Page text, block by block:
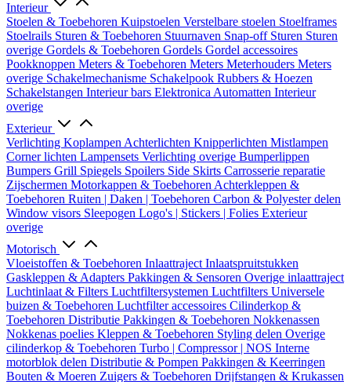
Interieur
Stoelen & Toebehoren Kuipstoelen Verstelbare stoelen Stoelframes
Stoelrails Sturen & Toebehoren Stuurnaven Snap-off Sturen Sturen
overige Gordels & Toebehoren Gordels Gordel accessoires
Pookknoppen Meters & Toebehoren Meters Meterhouders Meters
overige Schakelmechanisme Schakelpook Rubbers & Hoezen
Schakelstangen Interieur bars Elektronica Automatten Interieur
overige
Exterieur
Verlichting Koplampen Achterlichten Knipperlichten Mistlampen
Corner lichten Lampensets Verlichting overige Bumperlippen
Bumpers Grill Spiegels Spoilers Side Skirts Carrosserie reparatie
Zijschermen Motorkappen & Toebehoren Achterkleppen &
Toebehoren Ruiten | Daken | Toebehoren Carbon & Polyester delen
Window visors Sleepogen Logo's | Stickers | Folies Exterieur
overige
Motorisch
Vloeistoffen & Toebehoren Inlaattraject Inlaatspruitstukken
Gaskleppen & Adapters Pakkingen & Sensoren Overige inlaattraject
Luchtinlaat & Filters Luchtfiltersystemen Luchtfilters Universele
buizen & Toebehoren Luchtfilter accessoires Cilinderkop &
Toebehoren Distributie Pakkingen & Toebehoren Nokkenassen
Nokkenas poelies Kleppen & Toebehoren Styling delen Overige
cilinderkop & Toebehoren Turbo | Compressor | NOS Interne
motorblok delen Distributie & Pompen Pakkingen & Keerringen
Bouten & Moeren Zuigers & Toebehoren Drijfstangen & Krukassen